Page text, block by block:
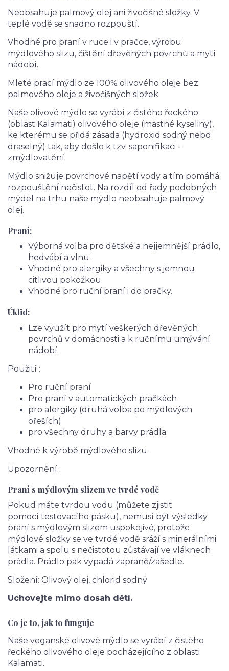
Neobsahuje palmový olej ani živočišné složky. V
teplé vodě se snadno rozpouští.
Vhodné pro praní v ruce i v pračce, výrobu
mýdlového slizu, čištění dřevěných povrchů a mytí
nádobí.
Mleté prací mýdlo ze 100% olivového oleje bez
palmového oleje a živočišných složek.
Naše olivové mýdlo se vyrábí z čistého řeckého
(oblast Kalamati) olivového oleje (mastné kyseliny),
ke kterému se přidá zásada (hydroxid sodný nebo
draselný) tak, aby došlo k tzv. saponifikaci -
zmýdlovatění.
Mýdlo snižuje povrchové napětí vody a tím pomáhá
rozpouštění nečistot. Na rozdíl od řady podobných
mýdel na trhu naše mýdlo neobsahuje palmový
olej.
Praní:
Výborná volba pro dětské a nejjemnější prádlo,
hedvábí a vlnu.
Vhodné pro alergiky a všechny s jemnou
citlivou pokožkou.
Vhodné pro ruční praní i do pračky.
Úklid:
Lze využít pro mytí veškerých dřevěných
povrchů v domácnosti a k ručnímu umývání
nádobí.
Použití :
Pro ruční praní
Pro praní v automatických pračkách
pro alergiky (druhá volba po mýdlových
ořeších)
pro všechny druhy a barvy prádla.
Vhodné k výrobě mýdlového slizu.
Upozornění :
Praní s mýdlovým slizem ve tvrdé vodě
Pokud máte tvrdou vodu (můžete zjistit
pomocí testovacího pásku), nemusí být výsledky
praní s mýdlovým slizem uspokojivé, protože
mýdlové složky se ve tvrdé vodě sráží s minerálními
látkami a spolu s nečistotou zůstávají ve vláknech
prádla. Prádlo pak vypadá zapraně/zašedle.
Složení: Olivový olej, chlorid sodný
Uchovejte mimo dosah dětí.
Co je to, jak to funguje
Naše veganské olivové mýdlo se vyrábí z čistého
řeckého olivového oleje pocházejícího z oblasti
Kalamati.